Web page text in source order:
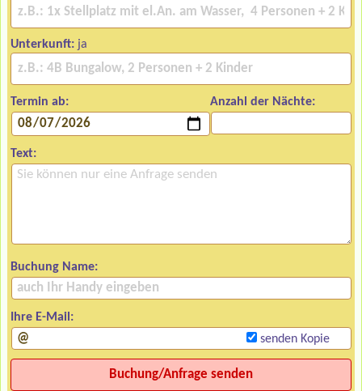
Unterkunft: ja
Termin ab: Anzahl der Nächte:
Text:
Buchung Name:
Ihre E-Mail:
senden Kopie